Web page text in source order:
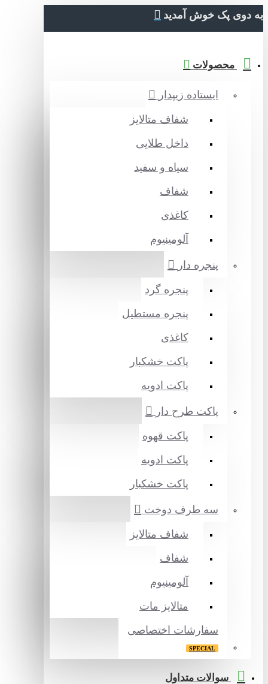
پک خوش آمدید
محصولات
ایستاده زیپدار
شفاف متالایز
داخل طلایی
سیاه و سفید
شفاف
کاغذی
آلومینیوم
پنجره دار
پنجره گرد
پنجره مستطیل
کاغذی
پاکت خشکبار
پاکت ادویه
پاکت طرح دار
پاکت قهوه
پاکت ادویه
پاکت خشکبار
سه طرف دوخت
شفاف متالایز
شفاف
آلومینیوم
متالایز مات
سفارشات اختصاصی
SPECIAL
سوالات متداول